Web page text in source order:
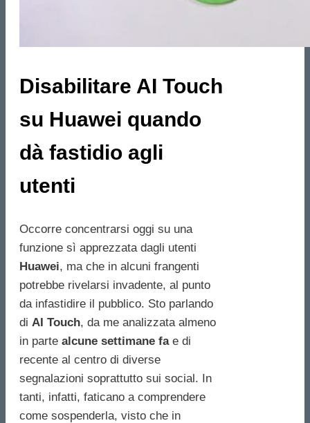
Disabilitare AI Touch
su Huawei quando
dà fastidio agli
utenti
Occorre concentrarsi oggi su una
funzione sì apprezzata dagli utenti
Huawei, ma che in alcuni frangenti
potrebbe rivelarsi invadente, al punto
da infastidire il pubblico. Sto parlando
di AI Touch, da me analizzata almeno
in parte alcune settimane fae di
recente al centro di diverse
segnalazioni soprattutto sui social. In
tanti, infatti, faticano a comprendere
come sospenderla, visto che in